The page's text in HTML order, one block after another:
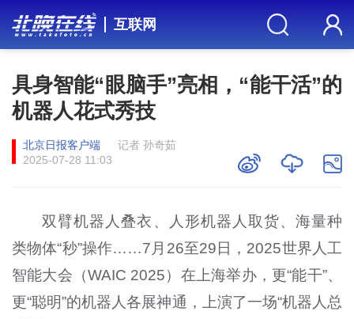
互联网
具身智能“眼脑手”亮相，“能干活”的
机器人花式秀技
北京日报客户端
记者 孙奇茹
2025-07-28 11:03
双臂机器人叠衣、人形机器人取货、海量种
类物体“秒”操作……7月26至29日，2025世界人工
智能大会（WAIC 2025）在上海举办，更“能干”、
更“聪明”的机器人各展神通，上演了一场“机器人总